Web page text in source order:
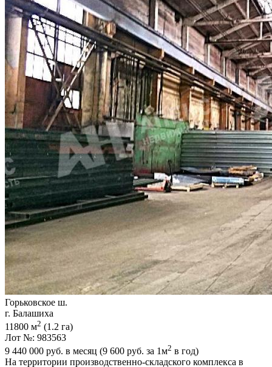
Горьковское ш.
г. Балашиха
11800 м2 (1.2 га)
Лот №: 983563
9 440 000 руб. в месяц (9 600 руб. за 1м2 в год)
На территории производственно-складского комплекса в